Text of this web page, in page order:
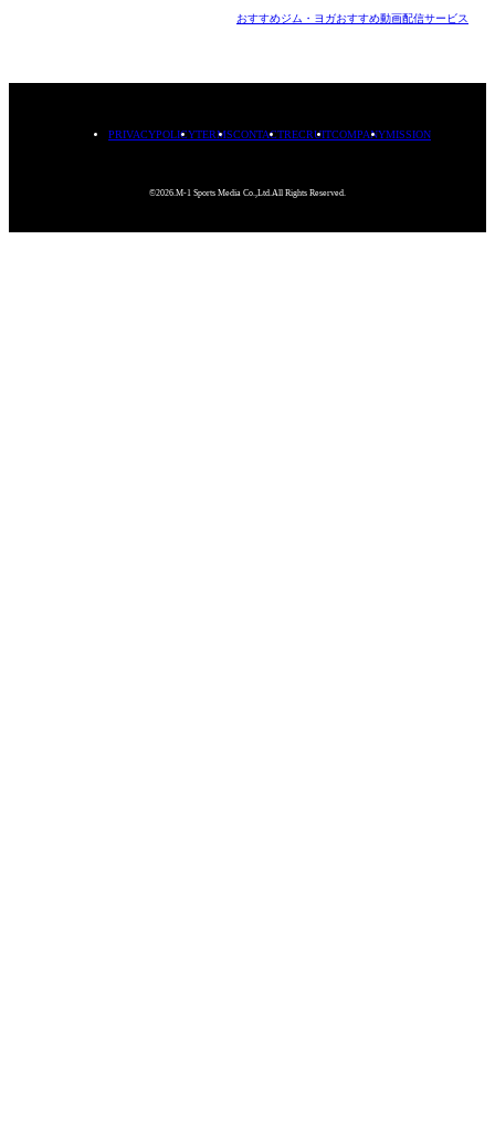
おすすめジム・ヨガおすすめ動画配信サービス
PRIVACYPOLICYTERMSCONTACTRECRUITCOMPANYMISSION
©2026.M-1 Sports Media Co.,Ltd.All Rights Reserved.